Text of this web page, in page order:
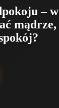
–
mądrze,